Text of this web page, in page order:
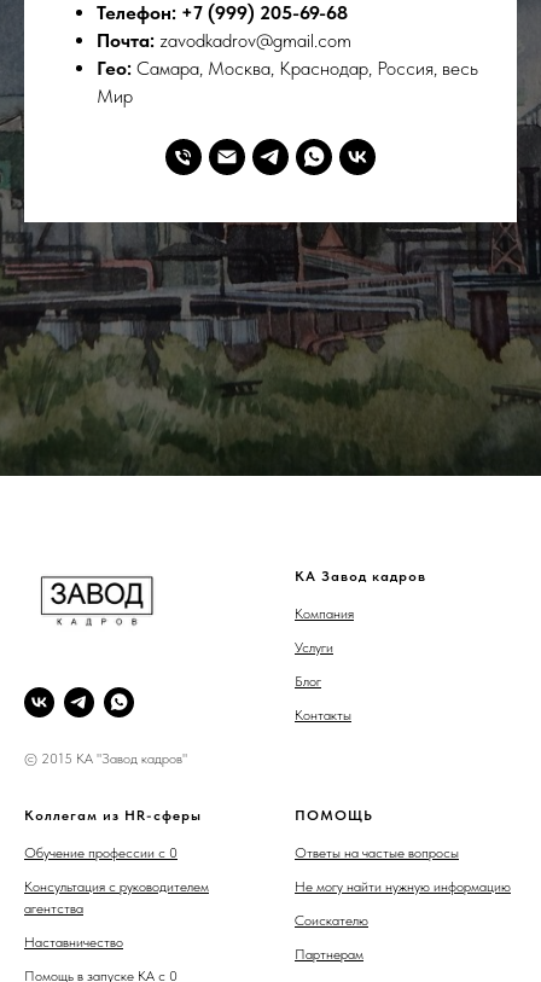
Телефон: +7 (999) 205-69-68
Почта: zavodkadrov@gmail.com
Гео: Самара, Москва, Краснодар, Россия, весь
Мир
© 2015 КА "Завод кадров"
КА Завод кадров
Компания
Услуги
Блог
Контакты
Коллегам из HR-сферы
Обучение профессии с 0
Консультация с руководителем
агентства
Наставничество
Помощь в запуске КА с 0
ПОМОЩЬ
Ответы на частые вопросы
Не могу найти нужную информацию
Соискателю
Партнерам